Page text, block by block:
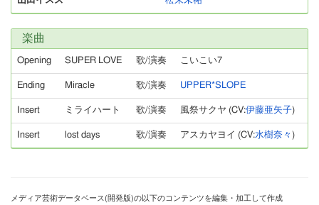
楽曲
Opening SUPER LOVE 歌/演奏 こいこい7
Ending Miracle 歌/演奏 UPPER*SLOPE
Insert ミライハート 歌/演奏 風祭サクヤ (CV:伊藤亜矢子)
Insert lost days 歌/演奏 アスカヤヨイ (CV:水樹奈々 )
メディア芸術データベース(開発版)の以下のコンテンツを編集・加工して作成